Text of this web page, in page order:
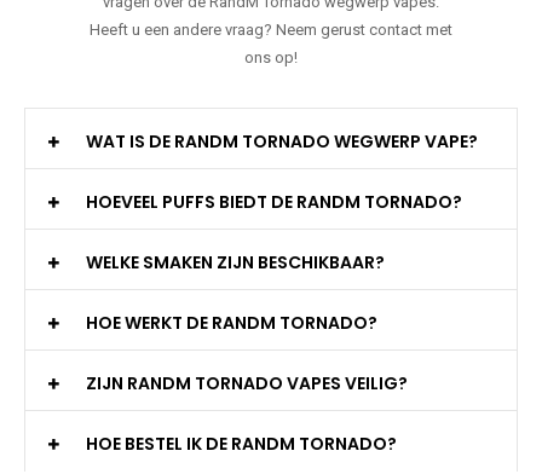
Heeft u een andere vraag? Neem gerust contact met
ons op!
WAT IS DE RANDM TORNADO WEGWERP VAPE?
HOEVEEL PUFFS BIEDT DE RANDM TORNADO?
WELKE SMAKEN ZIJN BESCHIKBAAR?
HOE WERKT DE RANDM TORNADO?
ZIJN RANDM TORNADO VAPES VEILIG?
HOE BESTEL IK DE RANDM TORNADO?